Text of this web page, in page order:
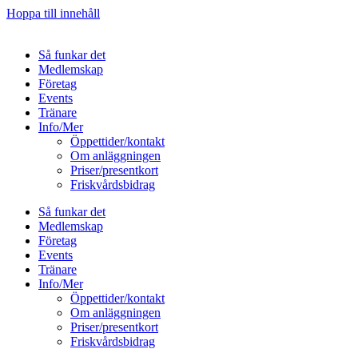
Hoppa till innehåll
Så funkar det
Medlemskap
Företag
Events
Tränare
Info/Mer
Öppettider/kontakt
Om anläggningen
Priser/presentkort
Friskvårdsbidrag
Så funkar det
Medlemskap
Företag
Events
Tränare
Info/Mer
Öppettider/kontakt
Om anläggningen
Priser/presentkort
Friskvårdsbidrag